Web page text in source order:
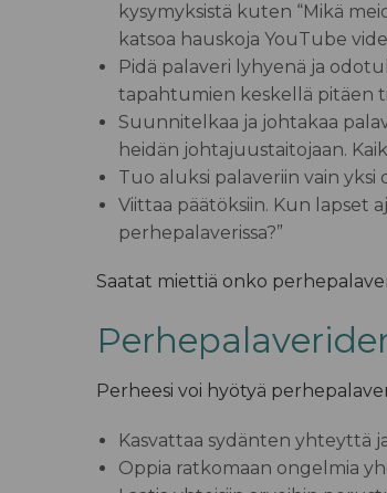
kysymyksistä kuten “Mikä
katsoa hauskoja YouTube
Pidä palaveri lyhyenä ja
tapahtumien keskellä pitäen
Suunnitelkaa ja johtakaa
heidän johtajuustaitojaan.
Tuo aluksi palaveriin vain yksi
Viittaa päätöksiin. Kun lapset
perhepalaverissa?”
Saatat miettiä onko
Perheesi voi hyötyä
Kasvattaa sydänten yhteyttä
Oppia ratkomaan ongelmia